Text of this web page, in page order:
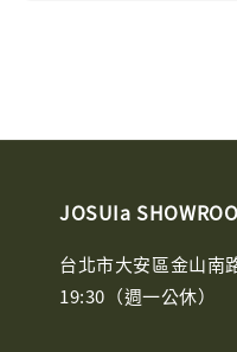
JOSUIa
台北市大安區金山南
19:30（週一公休）